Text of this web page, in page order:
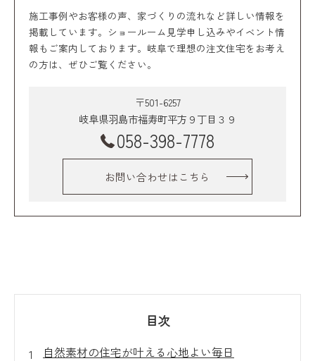
施工事例やお客様の声、家づくりの流れなど詳しい情報を
掲載しています。ショールーム見学申し込みやイベント情
報もご案内しております。岐阜で理想の注文住宅をお考え
の方は、ぜひご覧ください。
〒501-6257
岐阜県羽島市福寿町平方９丁目３９
058-398-7778
お問い合わせはこちら
目次
自然素材の住宅が叶える心地よい毎日